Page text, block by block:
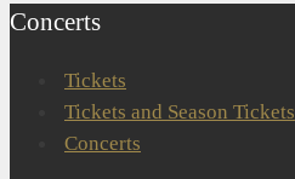
Concerts
Tickets
Tickets and Season Tickets
Concerts